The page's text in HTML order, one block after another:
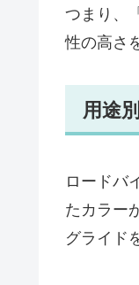
つまり、
性の高さ
用途
ロードバ
たカラー
グライド